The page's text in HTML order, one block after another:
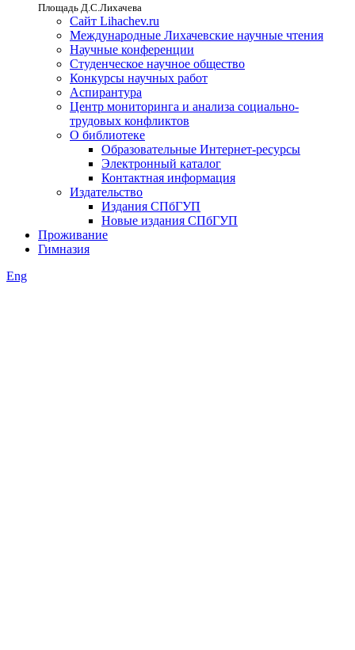
Площадь Д.С.Лихачева
Сайт Lihachev.ru
Международные Лихачевские научные чтения
Научные конференции
Студенческое научное общество
Конкурсы научных работ
Аспирантура
Центр мониторинга и анализа социально-
трудовых конфликтов
О библиотеке
Образовательные Интернет-ресурсы
Электронный каталог
Контактная информация
Издательство
Издания СПбГУП
Новые издания СПбГУП
Проживание
Гимназия
Eng